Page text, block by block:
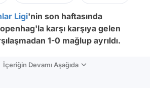
Ligi'nin son haftasında
karşı karşıya gelen
1-0 mağlup ayrıldı.
İçeriğin Devamı Aşağıda